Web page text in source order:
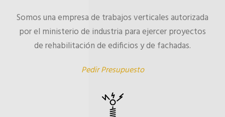
Somos una empresa de trabajos verticales autorizada
por el ministerio de industria para ejercer proyectos
de rehabilitación de edificios y de fachadas.
Pedir Presupuesto